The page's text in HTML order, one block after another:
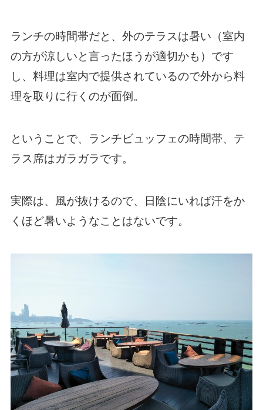
ランチの時間帯だと、外のテラスは暑い（室内
の方が涼しいと言ったほうが適切かも）です
し、料理は室内で提供されているので外から料
理を取りに行くのが面倒。
ということで、ランチビュッフェの時間帯、テ
ラス席はガラガラです。
実際は、風が抜けるので、日陰にいれば汗をか
くほど暑いようなことはないです。